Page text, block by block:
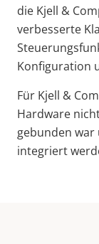
die Kjell &
verbesserte
Konfiguration
Für Kjell &
Hardware
gebunden war
integriert